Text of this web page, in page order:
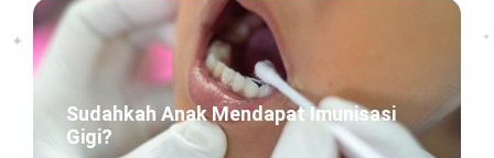
Sudahkah Anak Mendapat Imunisasi
Gigi?